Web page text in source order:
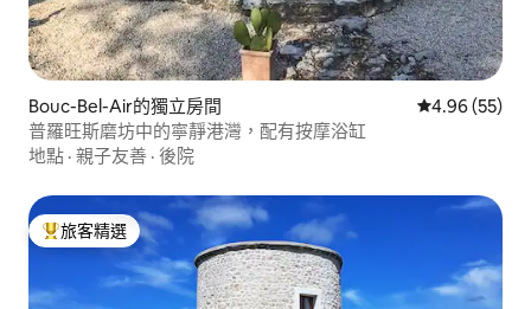
Bouc-Bel-Air的獨立房間 從 55 則評價
4.96 (55)
普羅旺斯磨坊中的寧靜港灣，配有按摩浴缸
地點 · 親子友善 · 後院
旅客精選榜首
旅客精選